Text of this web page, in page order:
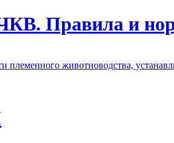
Правила и
племенного животноводства,